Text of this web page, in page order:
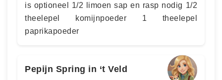
is optioneel 1/2 limoen sap en rasp nodig 1/2
theelepel komijnpoeder 1 theelepel
paprikapoeder
Pepijn Spring in ‘t Veld